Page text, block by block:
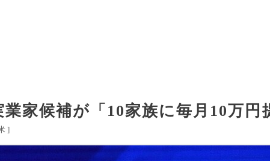
家候補が「10家族に毎月10万円
]